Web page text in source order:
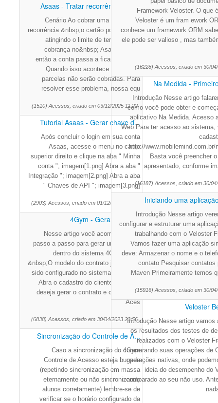
Asaas - Tratar recorrência exp...
Cenário Ao cobrar uma parcela da
recorrência &nbsp;o cartão pode acabar
atingindo o limite de tentativas de
cobrança no&nbsp; Asaas,&nbsp;
então a conta passa a ficar expirada.
Quando isso acontece as demais
parcelas não serão cobradas. Para
resolver esse problema, nossa equ
(1510) Acessos, criado em 03/12/2025 11:22
Tutorial Asaas - Gerar chave d...
Após concluir o login em sua conta
Asaas, acesse o menu no canto
superior direito e clique na aba " Minha
conta "; imagem[1.png] Abra a aba "
Integração "; imagem[2.png] Abra a aba
" Chaves de API "; imagem[3.png]
(2903) Acessos, criado em 01/12/2025 16:02
4Gym - Gerar contrato
Nesse artigo você acompanhará o
passo a passo para gerar um contrato
dentro do sistema 4Gym. Obs:
&nbsp;O modelo do contrato já deve ter
sido configurado no sistema. &nbsp;1.
Abra o cadastro do cliente que você
deseja gerar o contrato e clique em "
Aces
(6838) Acessos, criado em 30/04/2023 23:56
Sincronização do Controle de A...
Caso a sincronização do 4Gym
Controle de Acesso esteja bugada
(repetindo sincronização em massa
eternamente ou não sincronizando
alunos corretamente) lembre-se de
verificar se o horário configurado da
Framework Veloster. O que
Veloster é um fram ework
conhece um framework ORM
ele pode ser valioso , mas
(16228) Acessos, criado em 30/
Na Medida -
Introdução Nesse artigo
como você pode obter e
aplicativo Na Medida. Acesso
Web Para ter acesso ao sistema,
http://www.mobilemind.com.br/
Basta você preencher
apresentado, conforme
(16187) Acessos, criado em 30/
Iniciando uma
Introdução Nesse artigo
configurar e estruturar uma
trabalhando com o Veloster
Vamos fazer uma aplicação
deve: Armazenar o nome e o
contato Pesquisar contatos
Maven Primeiramente temos
(15916) Acessos, criado em 30/
Veloster
Introdução Nesse artigo vamos
os resultados dos testes de
realizados com o Veloster
comparando suas operações de
operações nativas, onde
ideia do desempenho do
comparado ao seu não uso.